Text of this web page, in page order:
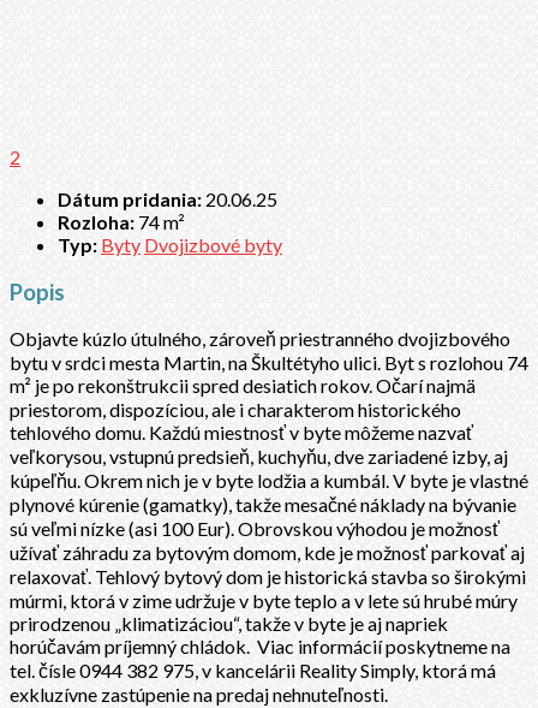
2
Dátum pridania: 20.06.25
Rozloha: 74 m²
Typ: Byty Dvojizbové byty
Popis
Objavte kúzlo útulného, zároveň priestranného dvojizbového
bytu v srdci mesta Martin, na Škultétyho ulici. Byt s rozlohou 74
m² je po rekonštrukcii spred desiatich rokov. Očarí najmä
priestorom, dispozíciou, ale i charakterom historického
tehlového domu. Každú miestnosť v byte môžeme nazvať
veľkorysou, vstupnú predsieň, kuchyňu, dve zariadené izby, aj
kúpeľňu. Okrem nich je v byte lodžia a kumbál. V byte je vlastné
plynové kúrenie (gamatky), takže mesačné náklady na bývanie
sú veľmi nízke (asi 100 Eur). Obrovskou výhodou je možnosť
užívať záhradu za bytovým domom, kde je možnosť parkovať aj
relaxovať. Tehlový bytový dom je historická stavba so širokými
múrmi, ktorá v zime udržuje v byte teplo a v lete sú hrubé múry
prirodzenou „klimatizáciou“, takže v byte je aj napriek
horúčavám príjemný chládok. Viac informácií poskytneme na
tel. čísle 0944 382 975, v kancelárii Reality Simply, ktorá má
exkluzívne zastúpenie na predaj nehnuteľnosti.